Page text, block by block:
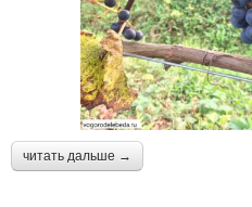
читать дальше →